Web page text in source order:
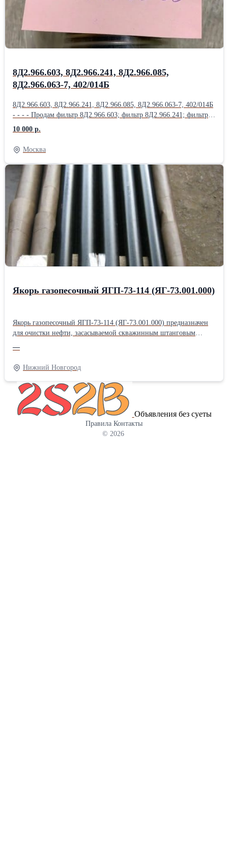
22; НД-8С; Насос НП25-5; Продам Насос НП25-5Л; Насос НП25-
8Д2.966.603, 8Д2.966.241, 8Д2.966.085,
8Д2.966.063-7, 402/014Б
8Д2.966.603, 8Д2.966.241, 8Д2.966.085, 8Д2.966.063-7, 402/014Б
- - - - Продам фильтр 8Д2.966.603; фильтр 8Д2.966.241; фильтр
8Д2.966.085; фильтр 8Д2.966.063-7; фильтр 402/014Б; фильтр
8Д2.966.457; Продам фильтр 8Д2.966.458; фильтр 8Д2.966.511-
15; фильтр 8Д2.966.041-1; фильтр 8Д2.966.041-2; фильтр
8Д2.966.041-8; Продам Фильтропакет 8Д2.966.034-2
Фильтропакет 8Д2.966.034-4; Фильтропакет 8Д2.966.034-6;
Фильтропакет 8Д2.966.034-8; Фильтропакет 8Д2.966.034-10;
Продам Фильтропакет 8Д2.966.034-12; Фильтропакет
8Д2.966.034-13; Фильтропакет 8Д2.966.034-14; Фильтропакет
8Д2.966.034-15; Фильтропакет 8Д2.966.034-16; Продам
Фильтропакет 8Д2.966.034-17; Фильтропакет 8Д2.966.034-18;
фильтродиск 8Д6.270.001-1; фильтродиск 8Д6.270.001-2;
фильтродиск 8Д6.270.001-3; Продам фильтродиск 8Д6.270.001-4;
фильтродиск 8Д6.270.001-5; фильтродиск 8Д6.270.001-6
10 000 р.
Москва
Якорь газопесочный ЯГП-73-114 (ЯГ-73.001.000)
Якорь газопесочный ЯГП-73-114 (ЯГ-73.001.000) предназначен
для очистки нефти, засасываемой скважинным штанговым
своей внутренней конической резьбой крепится на колонне
системы НКТ. Якорь газопесочный ЯГ-73.001.000 состоит из
корпуса, муфты, сетки, гильзы, кожуха, башмака, пробки. На
конце корпуса имеется резьба, на которую навинчена муфта. На
среднюю часть корпуса установлена сетка из нержавеющей
стали. На муфту установлена гильза, имеющая на своей
поверхности расположенные в последовательных сечениях 3
отверстия Ø12 мм, 4 отверстия Ø14 мм, 5 отверстий Ø16 мм. На
муфту установлен также кожух, прикрывающий отверстия на
—
Нижний Новгород
Объявления без суеты
Правила Контакты
© 2026